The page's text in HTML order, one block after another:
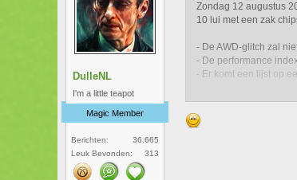
DulleNL
I'm a little teapot
Magic Member
Berichten:
36.665
Leuk Bevonden:
313
Zondag 12 augustus
10 lui met een zak
- De AWD-glitch zal
- De performance
- Er komt een lijst op
De patch is inmiddels